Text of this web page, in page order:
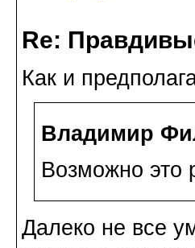
Re:
Как и
Владимир
Возможно это
Далеко не все